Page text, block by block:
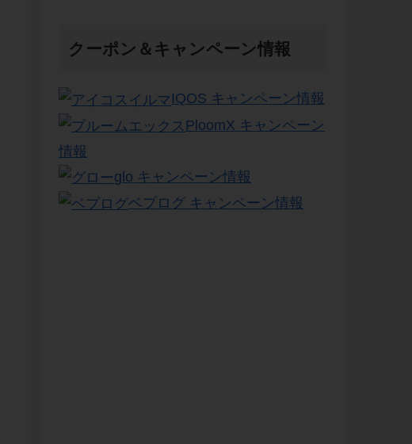
クーポン＆キャンペーン情報
IQOS キャンペーン情報
PloomX キャンペーン
情報
glo キャンペーン情報
ベプログ キャンペーン情報